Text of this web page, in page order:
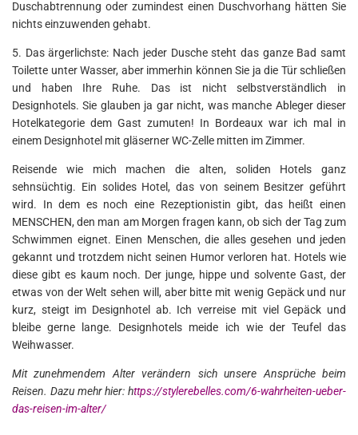
Duschabtrennung oder zumindest einen Duschvorhang hätten Sie
nichts einzuwenden gehabt.
5. Das ärgerlichste: Nach jeder Dusche steht das ganze Bad samt
Toilette unter Wasser, aber immerhin können Sie ja die Tür schließen
und haben Ihre Ruhe. Das ist nicht selbstverständlich in
Designhotels. Sie glauben ja gar nicht, was manche Ableger dieser
Hotelkategorie dem Gast zumuten! In Bordeaux war ich mal in
einem Designhotel mit gläserner WC-Zelle mitten im Zimmer.
Reisende wie mich machen die alten, soliden Hotels ganz
sehnsüchtig. Ein solides Hotel, das von seinem Besitzer geführt
wird. In dem es noch eine Rezeptionistin gibt, das heißt einen
MENSCHEN, den man am Morgen fragen kann, ob sich der Tag zum
Schwimmen eignet. Einen Menschen, die alles gesehen und jeden
gekannt und trotzdem nicht seinen Humor verloren hat. Hotels wie
diese gibt es kaum noch. Der junge, hippe und solvente Gast, der
etwas von der Welt sehen will, aber bitte mit wenig Gepäck und nur
kurz, steigt im Designhotel ab. Ich verreise mit viel Gepäck und
bleibe gerne lange. Designhotels meide ich wie der Teufel das
Weihwasser.
Mit zunehmendem Alter verändern sich unsere Ansprüche beim
Reisen. Dazu mehr hier: https://stylerebelles.com/6-wahrheiten-ueber-
das-reisen-im-alter/